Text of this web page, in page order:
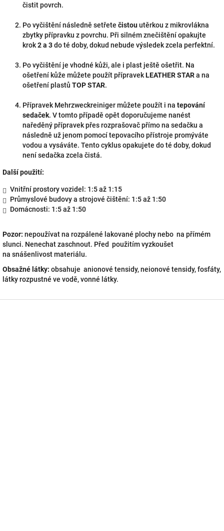
čistit povrch.
Po vyčištění následně setřete čistouutěrkou z mikrovlákna
zbytky přípravku z povrchu. Při silném znečištění opakujte
krok2 a 3do té doby, dokud nebude výsledek zcela perfektní.
Po vyčištění je vhodné kůži, ale i plast ještě ošetřit. Na
ošetření kůže můžete použít přípravekLEATHER STARa na
ošetření plastů TOP STAR.
Přípravek Mehrzweckreiniger můžete použít i na tepování
sedaček. V tomto případě opět doporučujeme nanést
naředěný přípravek přes rozprašovač přímo na sedačku a
následně už jenom pomocí tepovacího přístroje promýváte
vodou a vysáváte. Tento cyklus opakujete do té doby, dokud
není sedačka zcela čistá.
Další použití:
Vnitřní prostory vozidel: 1:5 až 1:15
Průmyslové budovy a strojové čištění: 1:5 až 1:50
Domácnosti: 1:5 až 1:50
Pozor: nepoužívat na rozpálené lakované plochy nebo na přímém
slunci. Nenechat zaschnout. Před použitím vyzkoušet
na snášenlivost materiálu.
Obsažné látky: obsahuje anionové tensidy, neionové tensidy, fosfáty,
látky rozpustné ve vodě, vonné látky.